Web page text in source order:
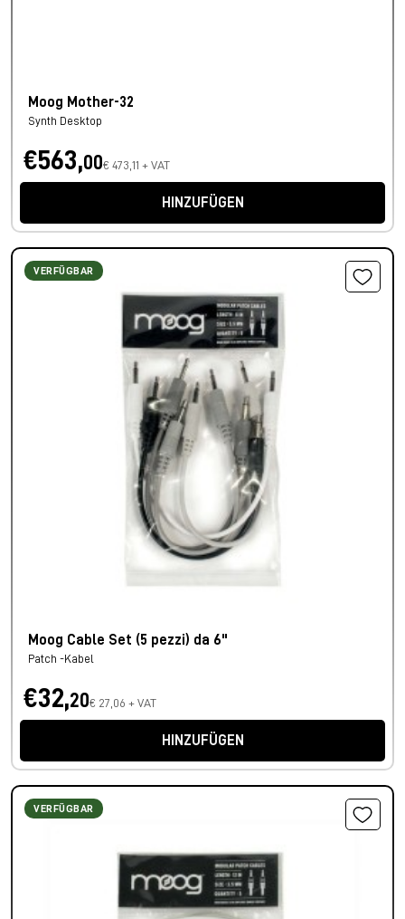
Moog Mother-32
Synth Desktop
€563,00€ 473,11 + VAT
HINZUFÜGEN
VERFÜGBAR
Moog Cable Set (5 pezzi) da 6"
Patch -Kabel
€32,20€ 27,06 + VAT
HINZUFÜGEN
VERFÜGBAR